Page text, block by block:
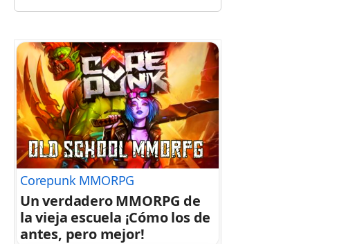
Corepunk MMORPG
Un verdadero MMORPG de
la vieja escuela ¡Cómo los de
antes, pero mejor!